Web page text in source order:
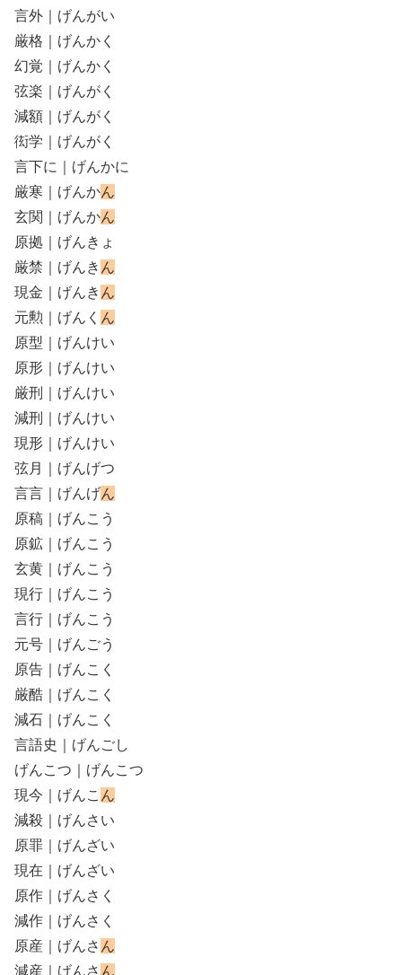
言外｜げんがい
厳格｜げんかく
幻覚｜げんかく
弦楽｜げんがく
減額｜げんがく
衒学｜げんがく
言下に｜げんかに
厳寒｜げんかん
玄関｜げんかん
原拠｜げんきょ
厳禁｜げんき ん
現金｜げんき ん
元勲｜げんく ん
原型｜げんけい
原形｜げんけい
厳刑｜げんけい
減刑｜げんけい
現形｜げんけい
弦月｜げんげつ
言言｜げんげん
原稿｜げんこう
原鉱｜げんこう
玄黄｜げんこう
現行｜げんこう
言行｜げんこう
元号｜げんごう
原告｜げんこく
厳酷｜げんこく
減石｜げんこく
言語史｜げんごし
げんこつ｜げんこつ
現今｜げんこ ん
減殺｜げんさい
原罪｜げんざい
現在｜げんざい
原作｜げんさく
減作｜げんさく
原産｜げんさ ん
減産｜げんさ ん